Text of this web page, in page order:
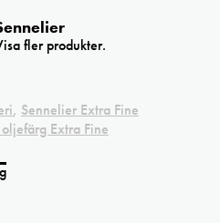
fler produkter.
, Sennelier Extra Fine
Extra Fine